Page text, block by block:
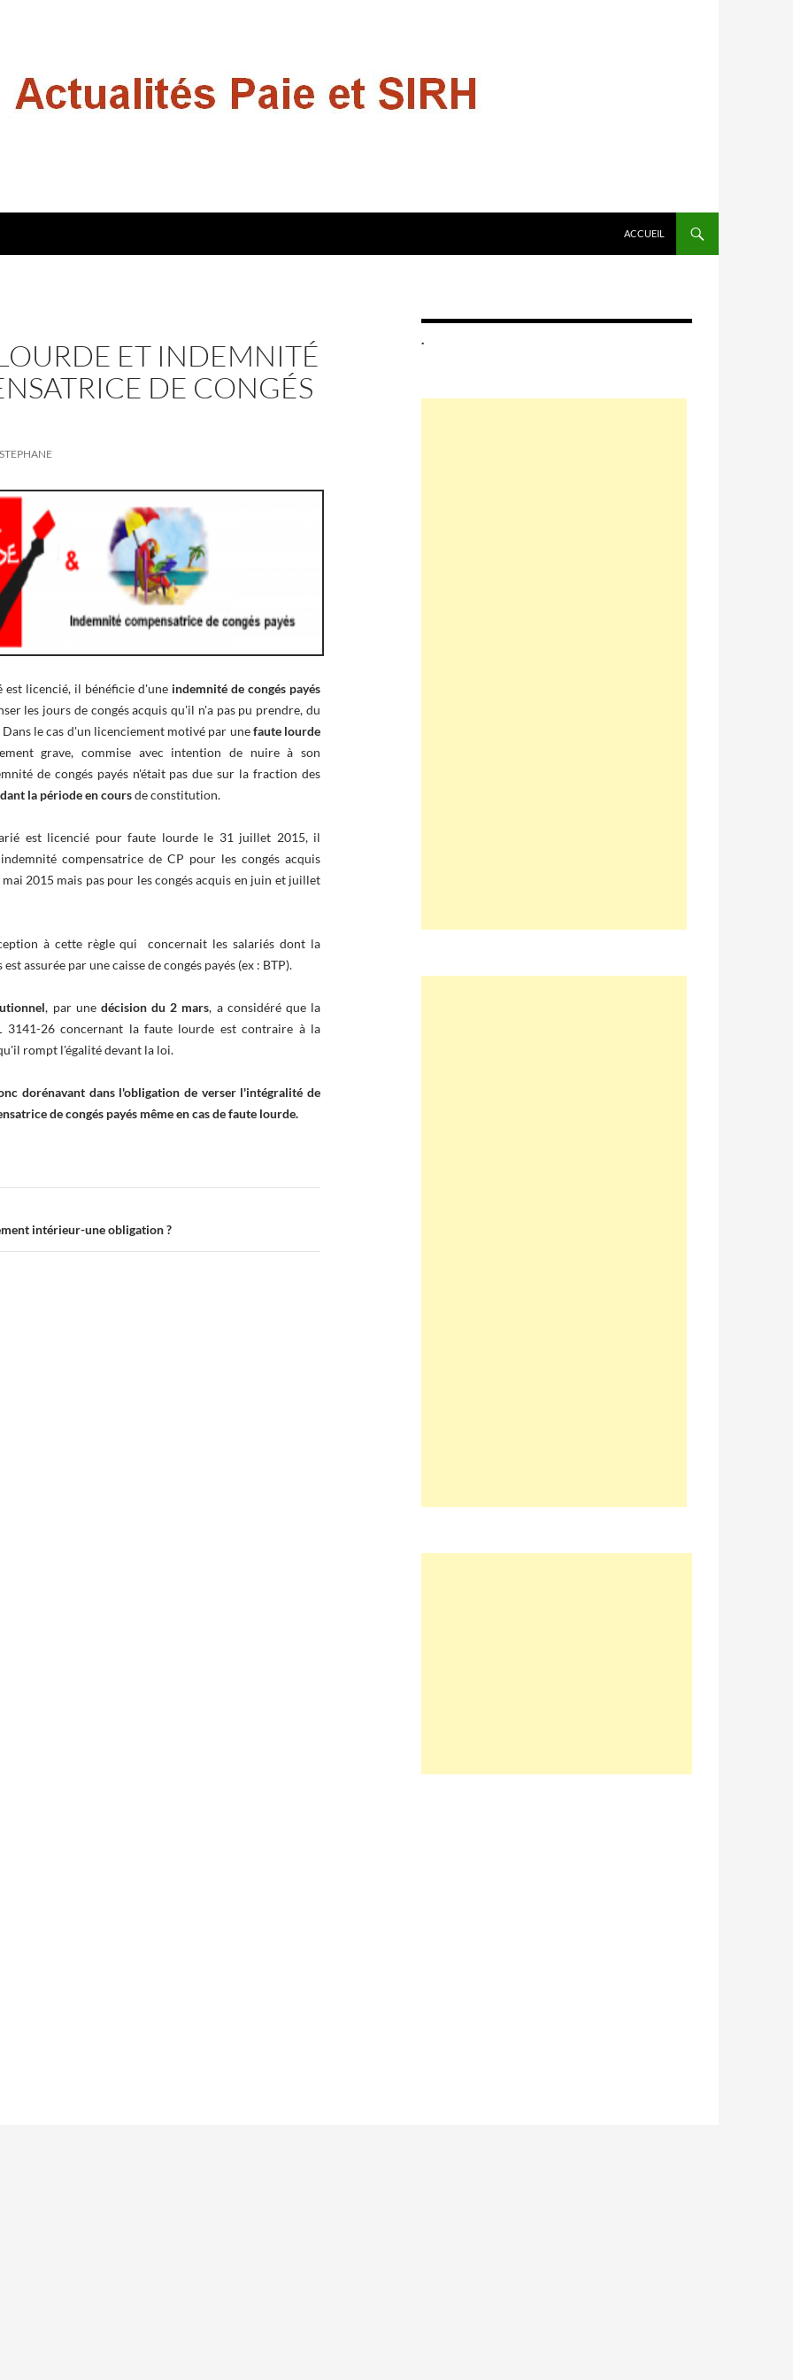
ACCUEIL
ET INDEMNITÉ
DE CONGÉS
STEPHANE
est licencié, il bénéficie d'une indemnité de congés payés
les jours de congés acquis qu'il n'a pas pu prendre, du
le cas d'un licenciement motivé par unefaute lourde
grave, commise avec intention de nuire à son
de congés payés n'était pas due sur la fraction des
la période en coursde constitution.
est licencié pour faute lourde le 31 juillet 2015, il
compensatrice de CP pour les congés acquis
2015 mais pas pour les congés acquis en juin et juillet
à cette règle qui concernait les salariés dont la
assurée par une caisse de congés payés (ex : BTP).
, par une décision du 2 mars, a considéré que la
3141-26 concernant la faute lourde est contraire à la
rompt l'égalité devant la loi.
dorénavant dans l'obligation de verser l'intégralité de
de congés payés même en cas de faute lourde.
intérieur-une obligation ?
.